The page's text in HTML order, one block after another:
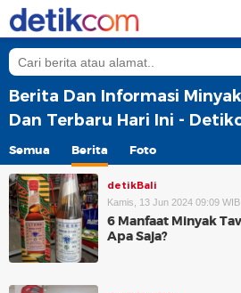
Berita Dan Informasi
Dan Terbaru Hari Ini -
Semua Berita Foto
detikBali
Kamis, 13 Jun 2024 09:09 WIB
6 Manfaat Minyak
Apa Saja?